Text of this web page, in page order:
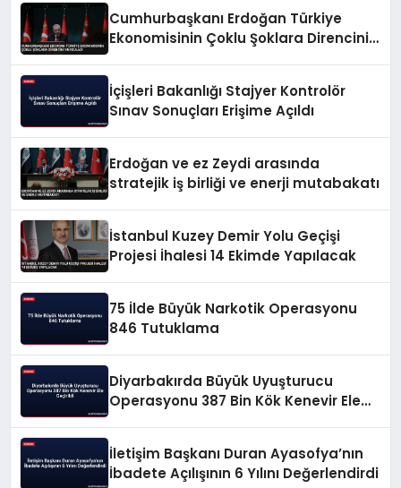
Cumhurbaşkanı Erdoğan Türkiye
Ekonomisinin Çoklu Şoklara Direncini
İçişleri Bakanlığı Stajyer Kontrolör
Sınav Sonuçları Erişime Açıldı
Erdoğan ve ez Zeydi arasında
stratejik iş birliği ve enerji mutabakatı
İstanbul Kuzey Demir Yolu Geçişi
Projesi İhalesi 14 Ekimde Yapılacak
75 İlde Büyük Narkotik Operasyonu
846 Tutuklama
Diyarbakırda Büyük Uyuşturucu
Operasyonu 387 Bin Kök Kenevir Ele
İletişim Başkanı Duran Ayasofya’nın
İbadete Açılışının 6 Yılını Değerlendirdi